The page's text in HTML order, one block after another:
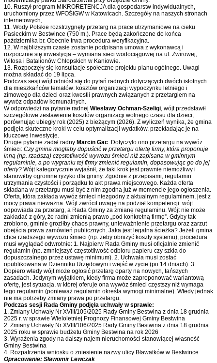
10. Ruszył program MIKRORETENCJA dla gospodarstw indywidualnych,
uruchomiony przez WFOŚiGW w Katowicach. Szczegóły na naszych stronach
internetowych,
11. Wody Polskie rozstrzygnęły przetarg na prace utrzymaniowe na cieku
Pasieckim w Bestwince (750 m.). Prace będą zakończone do końca
października br. Obecnie trwa procedura weryfikacyjna.
12. W najbliższym czasie zostanie podpisana umowa z wykonawcą i
rozpocznie się inwestycja – wymiana sieci wodociągowej na ul. Żwirowej,
Witosa i Batalionów Chłopskich w Kaniowie.
13. Rozpoczęły się konsultacje społeczne projektu planu ogólnego. Uwagi
można składać do 19 lipca.
Podczas sesji wójt odniósł się do pytań radnych dotyczących dwóch istotnych
dla mieszkańców tematów: kosztów organizacji wypoczynku letniego i
zimowego dla dzieci oraz kwestii prawnych związanych z przetargiem na
wywóz odpadów komunalnych.
W odpowiedzi na pytanie radnej Wiesławy Ochman-Szeligi, wójt przedstawił
szczegółowe zestawienie kosztów organizacji wolnego czasu dla dzieci,
porównując ubiegły rok (2025) z bieżącym (2026). Z wyliczeń wynika, że gmina
podjęła skuteczne kroki w celu optymalizacji wydatków, przekładając je na
kluczowe inwestycje.
Drugie pytanie zadał radny Marcin Gac. Dotyczyło ono przetargu na wywóz
śmieci: Czy gmina mogłaby dopuścić w przetargu ofertę firmy, która proponuje
inną (np. rzadszą) częstotliwość wywozu śmieci niż zapisana w gminnym
regulaminie, a po wygraniu tej firmy zmienić regulamin, dopasowując go do jej
oferty? Wójt kategorycznie wyjaśnił, że taki krok jest prawnie niemożliwy i
stanowiłby ogromne ryzyko dla gminy. Zgodnie z przepisami, regulamin
utrzymania czystości i porządku to akt prawa miejscowego. Każda oferta
składana w przetargu musi być z nim zgodna już w momencie jego ogłoszenia.
Oferta, która zakłada wywóz śmieci niezgodny z aktualnym regulaminem, jest z
mocy prawa nieważna. Wójt zwrócił uwagę na podział kompetencji: wójt
odpowiada za przetarg, a Rada Gminy za zmianę regulaminu. Wójt nie może
zakładać z góry, że radni zmienią prawo „pod konkretną firmę”. Gdyby tak
zrobiono, gminie groziłby chaos prawny, unieważnienie przetargu oraz zarzut
obejścia prawa zamówień publicznych. Jaka jest legalna ścieżka? Jeżeli gmina
chce rzadszego wywozu śmieci (np. żeby obniżyć koszty systemu), procedura
musi wyglądać odwrotnie: 1. Najpierw Rada Gminy musi oficjalnie zmienić
regulamin (np. zmniejszyć częstotliwość odbioru papieru czy szkła do
dopuszczalnego przez ustawę minimum). 2. Uchwała musi zostać
opublikowana w Dzienniku Urzędowym i wejść w życie (po 14 dniach). 3.
Dopiero wtedy wójt może ogłosić przetarg oparty na nowych, tańszych
zasadach. Jedynym wyjątkiem, kiedy firma może zaproponować wariantową
ofertę, jest sytuacja, w której oferuje ona wywóz śmieci częstszy niż wymaga
tego regulamin (ponieważ regulamin określa wymogi minimalne). Wtedy jednak
nie ma potrzeby zmiany prawa po przetargu.
Podczas sesji Rada Gminy podjęła uchwały w sprawie:
1. Zmiany Uchwały Nr XVIII/105/2025 Rady Gminy Bestwina z dnia 18 grudnia
2025 r. w sprawie Wieloletniej Prognozy Finansowej Gminy Bestwina
2. Zmiany Uchwały Nr XVIII/106/2025 Rady Gminy Bestwina z dnia 18 grudnia
2025 roku w sprawie budżetu Gminy Bestwina na rok 2026
3. Wyrażenia zgody na dalszy najem nieruchomości stanowiącej własność
Gminy Bestwina
4. Rozpatrzenia wniosku o zniesienie nazwy ulicy Bławatków w Bestwince
Opracowanie: Sławomir Lewczak